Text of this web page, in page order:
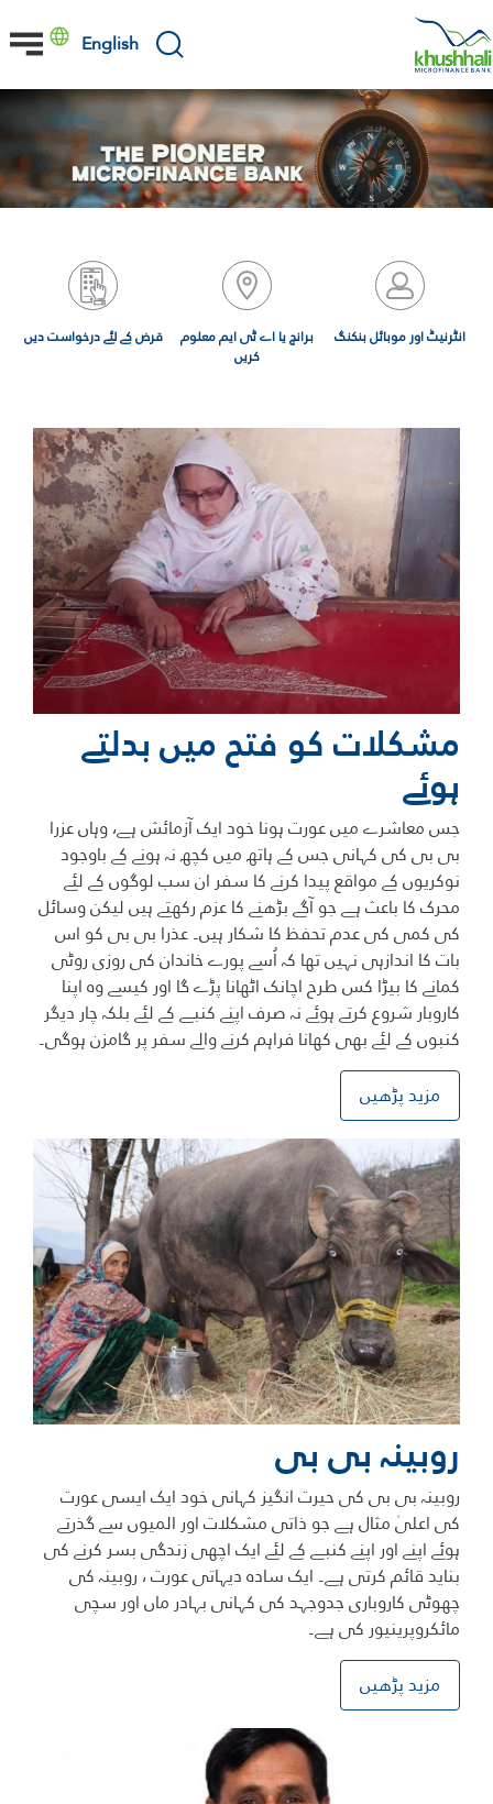
content
English
انٹرنیٹ اور موبائل بنکنگ
برانچ یا اے ٹی ایم معلوم
کریں
قرض کے لئے درخواست دیں
مشکلات کو فتح میں بدلتے
ہوئے
جس معاشرے میں عورت ہونا خود ایک آزمائش ہے، وہاں عزرا
بی بی کی کہانی جس کے ہاتھ میں کچھ نہ ہونے کے باوجود
نوکریوں کے مواقع پیدا کرنے کا سفر ان سب لوگوں کے لئے
محرک کا باعث ہے جو آگے بڑھنے کا عزم رکھتے ہیں لیکن وسائل
کی کمی کی عدم تحفظ کا شکار ہیں۔ عذرا بی بی کو اس
بات کا اندازہی نہیں تھا کہ اُسے پورے خاندان کی روزی روٹی
کمانے کا بیڑا کس طرح اچانک اٹھانا پڑے گا اور کیسے وہ اپنا
کاروبار شروع کرتے ہوئے نہ صرف اپنے کنبے کے لئے بلکہ چار دیگر
کنبوں کے لئے بھی کھانا فراہم کرنے والے سفر پر گامزن ہوگی۔
مزید پڑھیں
روبینہ بی بی
روبینہ بی بی کی حیرت انگیز کہانی خود ایک ایسی عورت
کی اعلیٰ مثال ہے جو ذاتی مشکلات اور المیوں سے گذرتے
ہوئے اپنے اور اپنے کنبے کے لئے ایک اچھی زندگی بسر کرنے کی
بناید قائم کرتی ہے۔ ایک سادہ دیہاتی عورت ، روبینہ کی
چھوٹی کاروباری جدوجہد کی کہانی بہادر ماں اور سچی
مائکروپرینیور کی ہے۔
مزید پڑھیں